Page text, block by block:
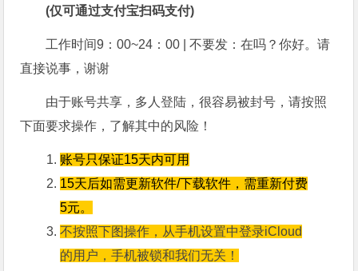
(仅可通过支付宝扫码支付)
工作时间9：00~24：00 | 不要发：在吗？你好。请
直接说事，谢谢
由于账号共享，多人登陆，很容易被封号，请按照
下面要求操作，了解其中的风险！
账号只保证15天内可用
15天后如需更新软件/下载软件，需重新付费
5元。
不按照下图操作，从手机设置中登录iCloud
的用户，手机被锁和我们无关！